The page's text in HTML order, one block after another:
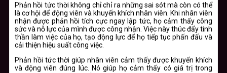
Phản hồi tức thời không chỉ chỉ ra những sai sót mà còn có thể
là cơ hội để động viên và khuyến khích nhân viên. Khi nhân viên
nhận được phản hồi tích cực ngay lập tức, họ cảm thấy công
sức và nỗ lực của mình được công nhận. Việc này thúc đẩy tinh
thần làm việc của họ, tạo động lực để họ tiếp tục phấn đấu và
cải thiện hiệu suất công việc.
Phản hồi tức thời giúp nhân viên cảm thấy được khuyến khích
và động viên đúng lúc. Nó giúp họ cảm thấy có giá trị trong